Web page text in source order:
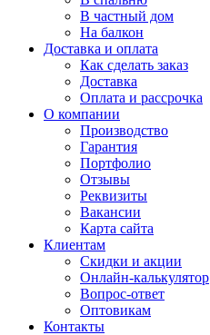
В частный дом
На балкон
Доставка и оплата
Как сделать заказ
Доставка
Оплата и рассрочка
О компании
Производство
Гарантия
Портфолио
Отзывы
Реквизиты
Вакансии
Карта сайта
Клиентам
Скидки и акции
Онлайн-калькулятор
Вопрос-ответ
Оптовикам
Контакты